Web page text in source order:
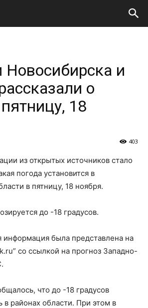
и
о
18
403
из открытых источников стало
погода установится в
в пятницу, 18 ноября.
до -18 градусов.
информация была представлена на
со ссылкой на прогноз Западно-
что до -18 градусов
в районах области. При этом в